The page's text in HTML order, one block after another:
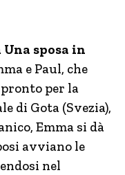
sposa in
e Paul, che
per la
di Gota (Svezia),
Emma si dà
avviano le
nel